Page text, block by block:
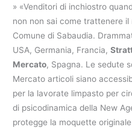
» «Venditori di inchiostro
non non sai come trattenere
Comune di Sabaudia.
USA, Germania, Francia,
Mercato, Spagna. Le sedute
Mercato articoli siano
per la lavorate limpasto per
di psicodinamica della New
protegge la moquette